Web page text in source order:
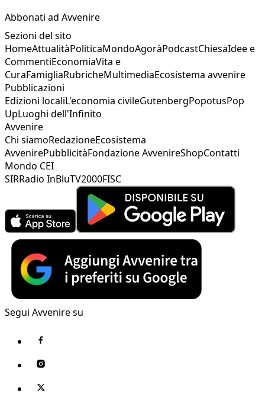
Abbonati ad Avvenire
Sezioni del sito
HomeAttualitàPoliticaMondoAgoràPodcastChiesaIdee e
CommentiEconomiaVita e
CuraFamigliaRubricheMultimediaEcosistema avvenire
Pubblicazioni
Edizioni localiL'economia civileGutenbergPopotusPop
UpLuoghi dell'Infinito
Avvenire
Chi siamoRedazioneEcosistema
AvvenirePubblicitàFondazione AvvenireShopContatti
Mondo CEI
SIRRadio InBluTV2000FISC
Segui Avvenire su